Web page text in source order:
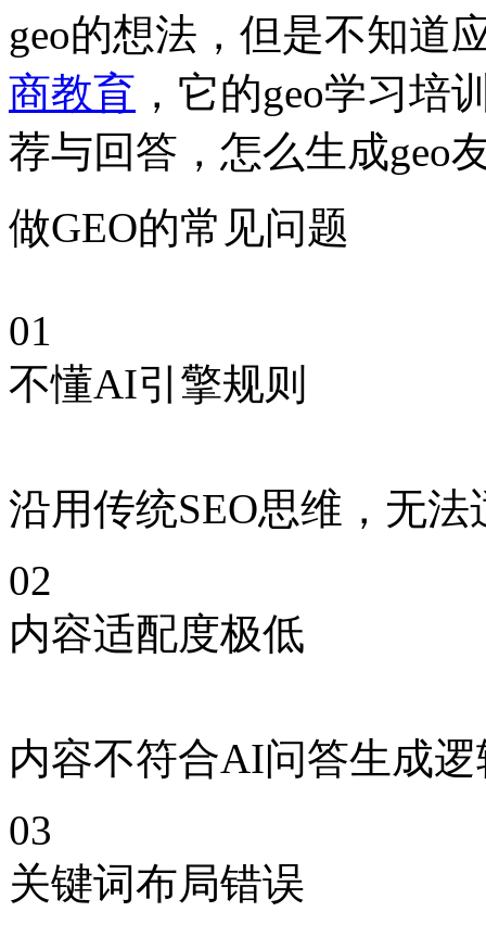
geo的想法，但是不知道
商教育 ，它的geo学习
荐与回答，怎么生成geo
做GEO的常见问题
01
不懂AI引擎规则
沿用传统SEO思维，无
02
内容适配度极低
内容不符合AI问答生成
03
关键词布局错误